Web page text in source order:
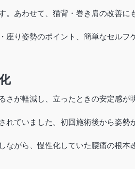
。あわせて、猫背・巻き肩の改善
座り姿勢のポイント、簡単なセルフ
さが軽減し、立ったときの安定感が
れていました。初回施術後から姿
ながら、慢性化していた腰痛の根本